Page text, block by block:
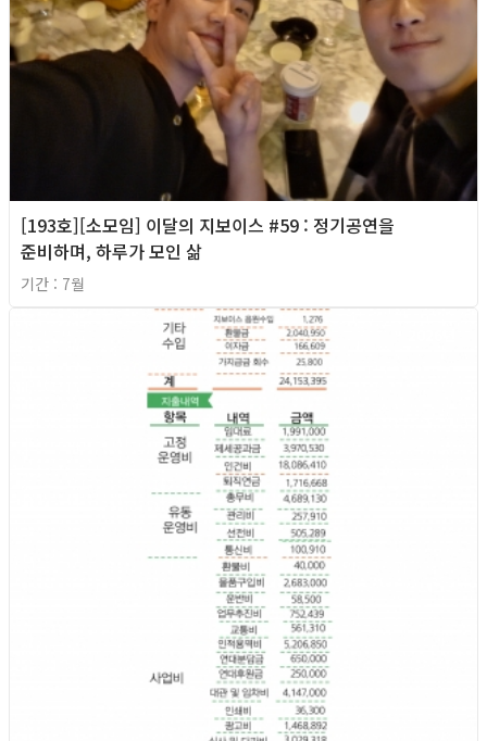
[193호][소모임] 이달의 지보이스 #59 : 정기공연을
준비하며, 하루가 모인 삶
기간 : 7월